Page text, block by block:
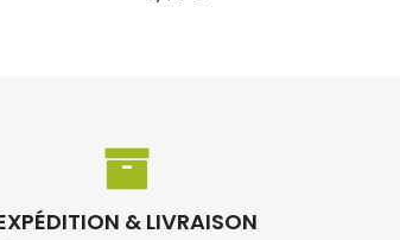
& LIVRAISON